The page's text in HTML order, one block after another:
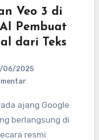
Veo 3 di
Pembuat
dari Teks
06/2025
berlangsung di
resmi